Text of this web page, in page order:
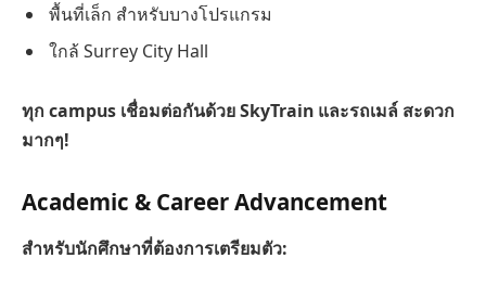
พื้นที่เล็ก สำหรับบางโปรแกรม
ใกล้ Surrey City Hall
ทุก campus เชื่อมต่อกันด้วย SkyTrain และรถเมล์ สะดวก
มากๆ!
Academic & Career Advancement
สำหรับนักศึกษาที่ต้องการเตรียมตัว: